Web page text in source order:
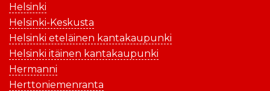
Helsinki
Helsinki-Keskusta
Helsinki eteläinen kantakaupunki
Helsinki itäinen kantakaupunki
Hermanni
Herttoniemenranta